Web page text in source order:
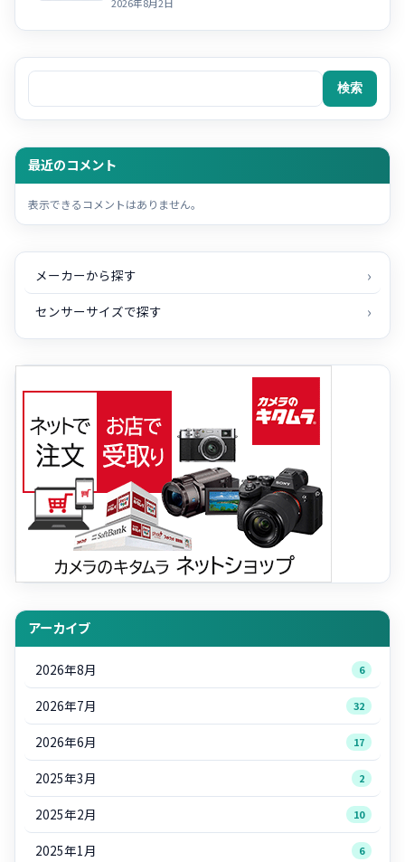
検索
検索
最近のコメント
表示できるコメントはありません。
メーカーから探す
センサーサイズで探す
アーカイブ
2026年8月 6
2026年7月 32
2026年6月 17
2025年3月 2
2025年2月 10
2025年1月 6